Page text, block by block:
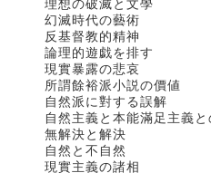
理想の破滅と文學
幻滅時代の藝術
反基督教的精神
論理的遊戯を排す
現實暴露の悲哀
所謂餘裕派小説の價値
自然派に對する誤解
自然主義と本能滿足主義と
無解決と解決
自然と不自然
現實主義の諸相